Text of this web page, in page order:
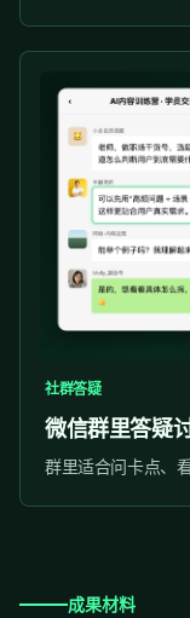
社群答疑
微信群里答疑
群里适合问卡点、
成果材料